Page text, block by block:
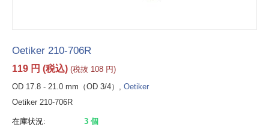
Oetiker 210-706R
119 円 (税込) (税抜 108 円)
OD 17.8 - 21.0 mm（OD 3/4）, Oetiker
Oetiker 210-706R
在庫状況: 3 個